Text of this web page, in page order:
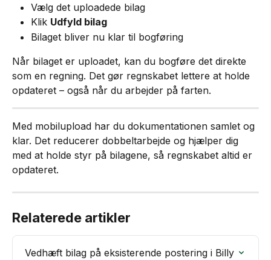
Vælg det uploadede bilag
Klik Udfyld bilag
Bilaget bliver nu klar til bogføring
Når bilaget er uploadet, kan du bogføre det direkte
som en regning. Det gør regnskabet lettere at holde
opdateret – også når du arbejder på farten.
Med mobilupload har du dokumentationen samlet og
klar. Det reducerer dobbeltarbejde og hjælper dig
med at holde styr på bilagene, så regnskabet altid er
opdateret.
Relaterede artikler
Vedhæft bilag på eksisterende postering i Billy